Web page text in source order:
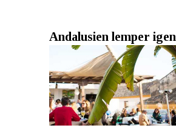
Andalusien lemper igen